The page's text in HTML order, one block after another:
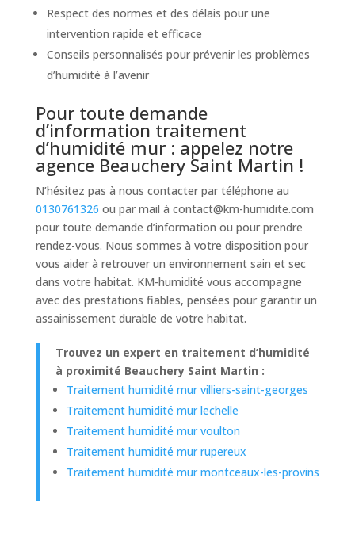
Respect des normes et des délais pour une
intervention rapide et efficace
Conseils personnalisés pour prévenir les problèmes
d’humidité à l’avenir
Pour toute demande
d’information traitement
d’humidité mur : appelez notre
agence Beauchery Saint Martin !
N’hésitez pas à nous contacter par téléphone au
0130761326 ou par mail à contact@km-humidite.com
pour toute demande d’information ou pour prendre
rendez-vous. Nous sommes à votre disposition pour
vous aider à retrouver un environnement sain et sec
dans votre habitat. KM-humidité vous accompagne
avec des prestations fiables, pensées pour garantir un
assainissement durable de votre habitat.
Trouvez un expert en traitement d’humidité
à proximité Beauchery Saint Martin :
Traitement humidité mur villiers-saint-georges
Traitement humidité mur lechelle
Traitement humidité mur voulton
Traitement humidité mur rupereux
Traitement humidité mur montceaux-les-provins